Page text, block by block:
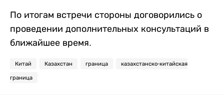
По итогам встречи стороны договорились о
проведении дополнительных консультаций в
ближайшее время.
Китай Казахстан граница казахстанско-китайская
граница